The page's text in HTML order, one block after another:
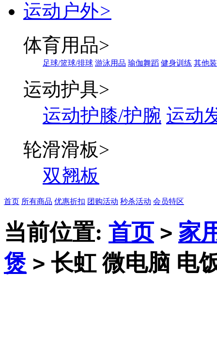
运动户外>
体育用品>
足球/篮球/排球 游泳用品 瑜伽舞蹈 健身训练 其他
运动护具>
运动护膝/护腕 运动
轮滑滑板>
双翘板
首页 所有商品 优惠折扣 团购活动 秒杀活动 会员特区
当前位置: 首页 > 家
煲 > 长虹 微电脑 电